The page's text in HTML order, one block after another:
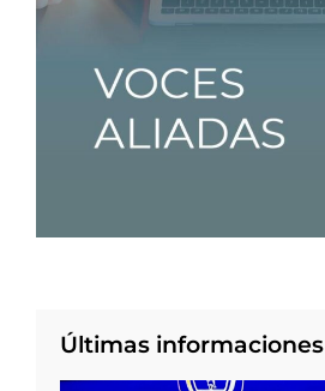
Últimas informaciones